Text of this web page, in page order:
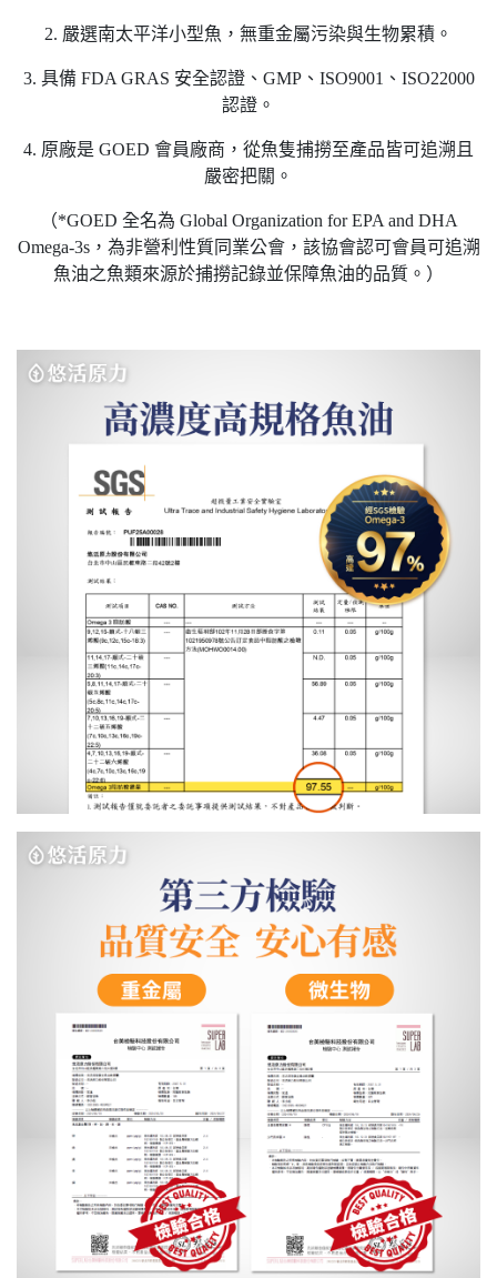
2. 嚴選南太平洋小型魚，無重金屬污染與生物累積。
3. 具備 FDA GRAS 安全認證、GMP、ISO9001、ISO22000
認證。
4. 原廠是 GOED 會員廠商，從魚隻捕撈至產品皆可追溯且
嚴密把關。
（*GOED 全名為 Global Organization for EPA and DHA
Omega-3s，為非營利性質同業公會，該協會認可會員可追溯
魚油之魚類來源於捕撈記錄並保障魚油的品質。）